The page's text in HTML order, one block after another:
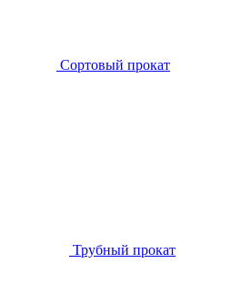
Сортовый прокат
Трубный прокат